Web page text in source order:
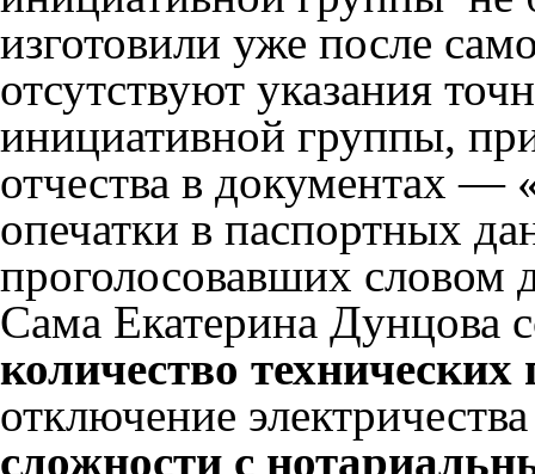
изготовили уже после
отсутствуют указания
инициативной группы,
отчества в документах —
опечатки в паспортных
проголосовавших словом
Сама Екатерина Дунцова
количество технических
отключение
сложности с